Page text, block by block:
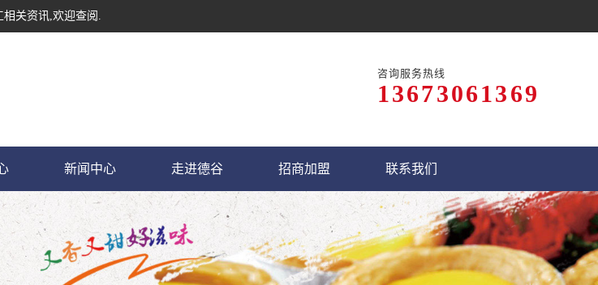
关资讯,欢迎查阅.
咨询服务热线
13673061369
新闻中心 走进德谷 招商加盟 联系我们